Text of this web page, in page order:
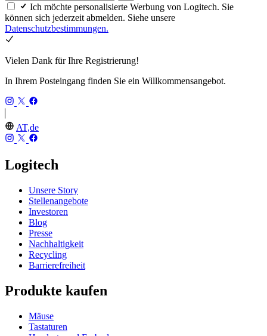
Ich möchte personalisierte Werbung von Logitech. Sie
können sich jederzeit abmelden. Siehe unsere
Datenschutzbestimmungen.
Vielen Dank für Ihre Registrierung!
In Ihrem Posteingang finden Sie ein Willkommensangebot.
AT,de
Logitech
Unsere Story
Stellenangebote
Investoren
Blog
Presse
Nachhaltigkeit
Recycling
Barrierefreiheit
Produkte kaufen
Mäuse
Tastaturen